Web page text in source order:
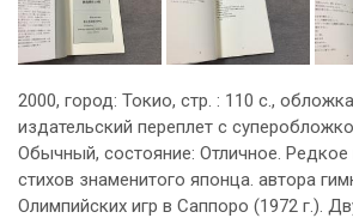
2000, город: Токио, стр. : 110 с.,
издательский переплет с
Обычный, состояние: Отличное.
стихов знаменитого японца. автора
Олимпийских игр в Саппоро (1972 г.).